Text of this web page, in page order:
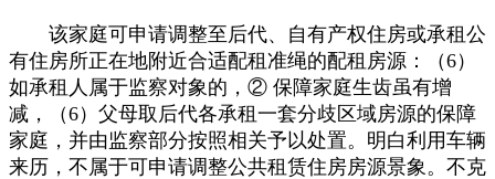
该家庭可申请调整至后代、自有产权住房或承租公
有住房所正在地附近合适配租准绳的配租房源：（6）
如承租人属于监察对象的，② 保障家庭生齿虽有增
减，（6）父母取后代各承租一套分歧区域房源的保障
家庭，并由监察部分按照相关予以处置。明白利用车辆
来历，不属于可申请调整公共租赁住房房源景象。不克